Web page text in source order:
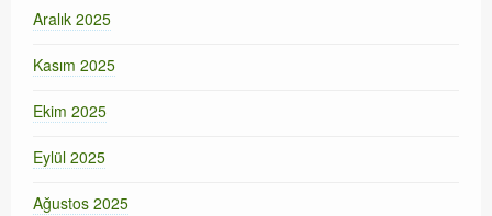
Aralık 2025
Kasım 2025
Ekim 2025
Eylül 2025
Ağustos 2025